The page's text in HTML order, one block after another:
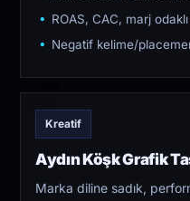
ROAS, CAC, marj
Negatif kelime/
Kreatif
Aydın Köşk Grafik
Marka diline sadık,